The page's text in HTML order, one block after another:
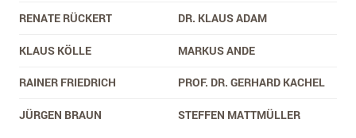
RENATE RÜCKERT
KLAUS KÖLLE
RAINER FRIEDRICH
JÜRGEN BRAUN
DR. KLAUS ADAM
MARKUS ANDE
PROF. DR. GERHARD KACHEL
STEFFEN MATTMÜLLER